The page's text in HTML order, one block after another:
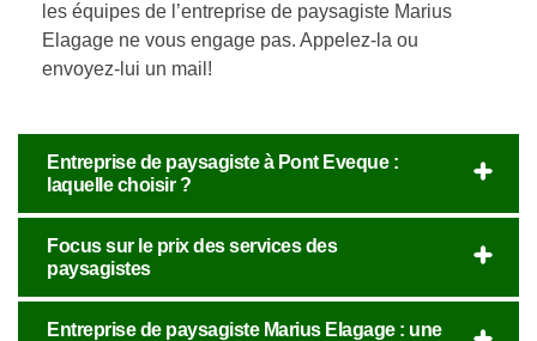
les équipes de l’entreprise de paysagiste Marius
Elagage ne vous engage pas. Appelez-la ou
envoyez-lui un mail!
Entreprise de paysagiste à Pont Eveque :
laquelle choisir ?
Focus sur le prix des services des
paysagistes
Entreprise de paysagiste Marius Elagage : une